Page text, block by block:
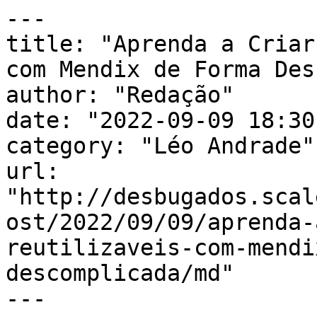
---
title: "Aprenda a Criar
com Mendix de Forma
author: "Redação"
date: "2022-09-09
category: "Léo Andrade"
url:
"http://
ost/2022/09/09/
reutilizaveis-com-
descomplicada/md"
---